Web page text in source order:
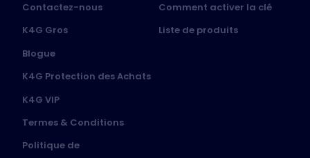
Contactez-nous
K4G Gros
Blogue
K4G Protection des Achats
K4G VIP
Termes & Conditions
Politique de
Comment activer la clé
Liste de produits